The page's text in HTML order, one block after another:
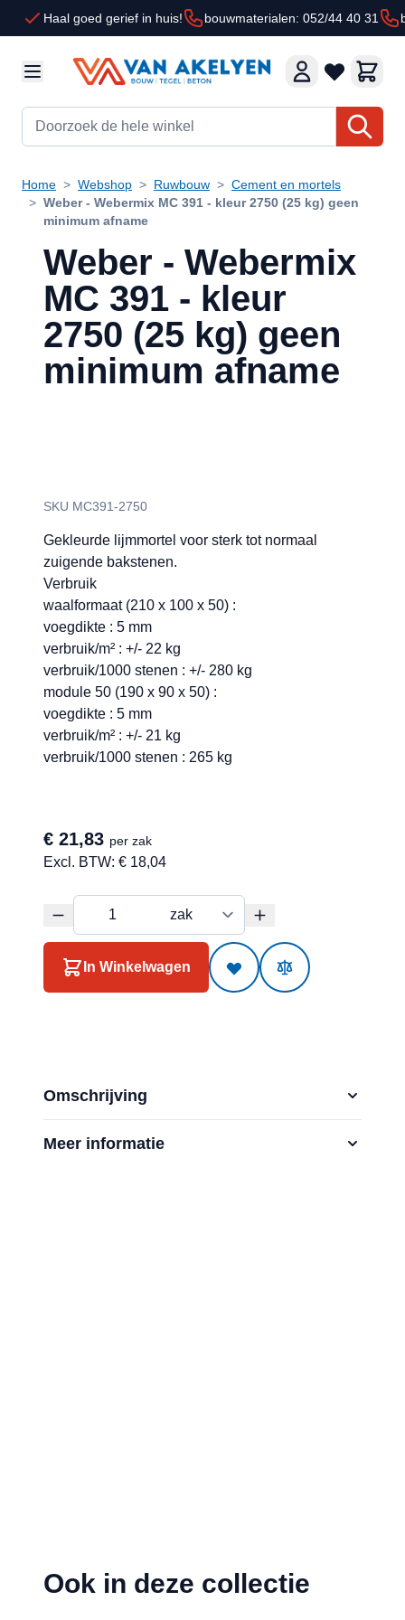
Ga naar de inhoud
Haal goed gerief in huis! bouwmaterialen: 052/44 40 31
Doorzoek de hele winkel
Home > Webshop > Ruwbouw > Cement en mortels
> Weber - Webermix MC 391 - kleur 2750 (25 kg) geen
minimum afname
Weber - Webermix
MC 391 - kleur
2750 (25 kg) geen
minimum afname
SKU MC391-2750
Gekleurde lijmmortel voor sterk tot normaal
zuigende bakstenen.
Verbruik
waalformaat (210 x 100 x 50) :
voegdikte : 5 mm
verbruik/m² : +/- 22 kg
verbruik/1000 stenen : +/- 280 kg
module 50 (190 x 90 x 50) :
voegdikte : 5 mm
verbruik/m² : +/- 21 kg
verbruik/1000 stenen : 265 kg
€ 21,83 per zak
Excl. BTW: € 18,04
In Winkelwagen
Omschrijving
Meer informatie
Ook in deze collectie